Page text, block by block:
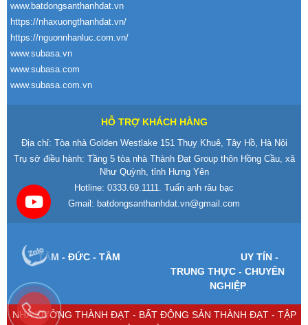
www.batdongsanthanhdat.vn
https://nhaxuongthanhdat.vn/
https://nguonnhanluc.com.vn/
www.subasa.vn
www.subasa.com
www.subasa.com.vn
HỖ TRỢ KHÁCH HÀNG
Địa chỉ: Tòa nhà Golden Westlake 151 Thụy Khuê, Tây Hồ, Hà Nội
Trụ sở điều hành: Tầng 5 tòa nhà Thành Đạt Group thôn Hồng Cầu, xã
Như Quỳnh, tỉnh Hưng Yên
Hotline: 0333.69.1111. Tuấn anh râu bạc
Gmail: batdongsanthanhdat.vn@gmail.com
TÂM - ĐỨC - TẦM UY TÍN -
TRUNG THỰC - CHUYÊN
NGHIỆP
NHÀ XƯỞNG THÀNH ĐẠT - BẤT ĐỘNG SẢN THÀNH ĐẠT - TẬP